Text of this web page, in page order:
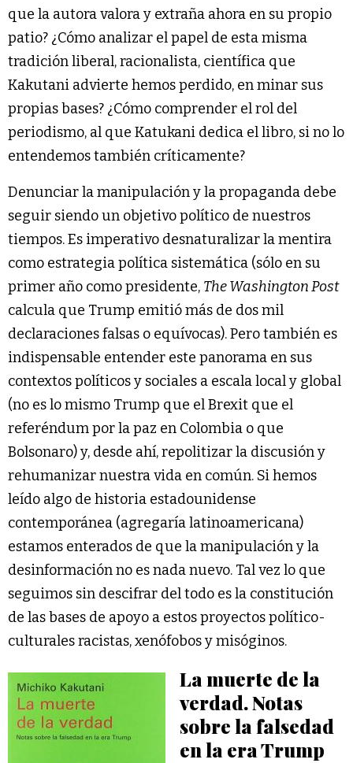
que la autora valora y extraña ahora en su propio
patio? ¿Cómo analizar el papel de esta misma
tradición liberal, racionalista, científica que
Kakutani advierte hemos perdido, en minar sus
propias bases? ¿Cómo comprender el rol del
periodismo, al que Katukani dedica el libro, si no lo
entendemos también críticamente?
Denunciar la manipulación y la propaganda debe
seguir siendo un objetivo político de nuestros
tiempos. Es imperativo desnaturalizar la mentira
como estrategia política sistemática (sólo en su
primer año como presidente, The Washington Post
calcula que Trump emitió más de dos mil
declaraciones falsas o equívocas). Pero también es
indispensable entender este panorama en sus
contextos políticos y sociales a escala local y global
(no es lo mismo Trump que el Brexit que el
referéndum por la paz en Colombia o que
Bolsonaro) y, desde ahí, repolitizar la discusión y
rehumanizar nuestra vida en común. Si hemos
leído algo de historia estadounidense
contemporánea (agregaría latinoamericana)
estamos enterados de que la manipulación y la
desinformación no es nada nuevo. Tal vez lo que
seguimos sin descifrar del todo es la constitución
de las bases de apoyo a estos proyectos político-
culturales racistas, xenófobos y misóginos.
La muerte de la
verdad. Notas
sobre la falsedad
en la era Trump